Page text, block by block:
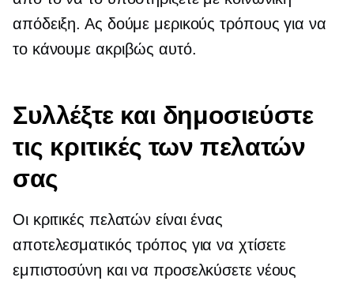
απόδειξη. Ας δούμε μερικούς τρόπους για να
το κάνουμε ακριβώς αυτό.
Συλλέξτε και δημοσιεύστε
τις κριτικές των πελατών
σας
Οι κριτικές πελατών είναι ένας
αποτελεσματικός τρόπος για να χτίσετε
εμπιστοσύνη και να προσελκύσετε νέους